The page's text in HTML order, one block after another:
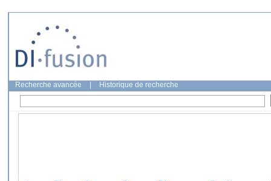
Recherche avancée Historique de recherche